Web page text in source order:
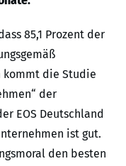
85,1 Prozent der
kommt die Studie
der
EOS Deutschland
ist gut.
den besten